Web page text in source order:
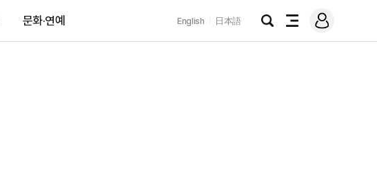
문화·연예 English 日本語
검
전
메
그